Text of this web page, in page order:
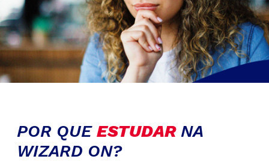
POR QUE ESTUDARNA
WIZARD ON?